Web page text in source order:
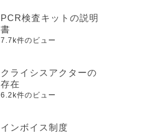
PCR検査キットの説明
書
7.7k件のビュー
クライシスアクターの
存在
6.2k件のビュー
インボイス制度